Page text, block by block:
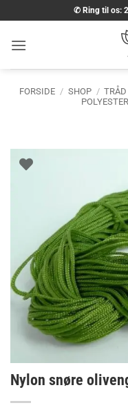
til
indhold
✆ Ring til os:
FORSIDE / SHOP /
POLYESTER
Nylon snøre